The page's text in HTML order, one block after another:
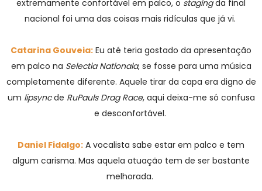
extremamente confortável em palco, o stagingda final
nacional foi uma das coisas mais ridículas que já vi.
Catarina Gouveia: Eu até teria gostado da apresentação
em palco na Selectia Nationala, se fosse para uma música
completamente diferente. Aquele tirar da capa era digno de
um lipsyncde RuPauls Drag Race, aqui deixa-me só confusa
e desconfortável.
Daniel Fidalgo: A vocalista sabe estar em palco e tem
algum carisma. Mas aquela atuação tem de ser bastante
melhorada.